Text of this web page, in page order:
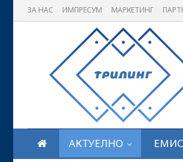
ЗА НАС ИМПРЕСУМ МАРКЕТИНГ
АКТУЕЛНО